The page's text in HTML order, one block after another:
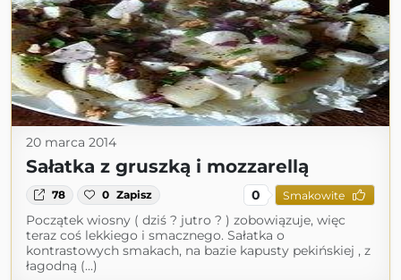
20 marca 2014
Sałatka z gruszką i mozzarellą
78 0 Zapisz 0 Smakowite
Początek wiosny ( dziś ? jutro ? ) zobowiązuje, więc
teraz coś lekkiego i smacznego. Sałatka o
kontrastowych smakach, na bazie kapusty pekińskiej , z
łagodną (...)